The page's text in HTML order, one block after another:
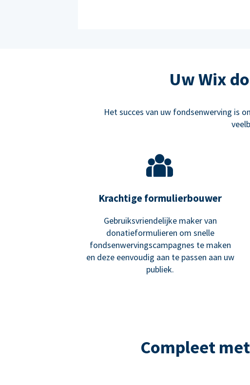
Uw Wix
Het succes van uw fondsenwerving is
Krachtige formulierbouwer
Gebruiksvriendelijke maker van
donatieformulieren om snelle
fondsenwervingscampagnes te maken
en deze eenvoudig aan te passen aan uw
publiek.
Compleet